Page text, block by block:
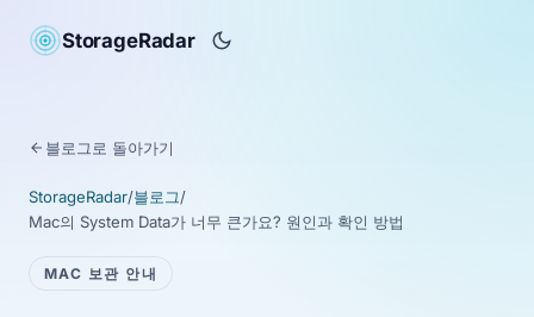
StorageRadar
블로그로 돌아가기
StorageRadar/블로그/
Mac의 System Data가 너무 큰가요? 원인과 확인 방법
MAC 보관 안내